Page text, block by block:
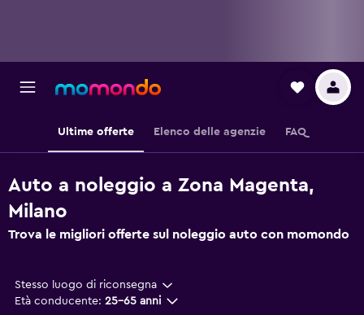
Ultime offerte Elenco delle agenzie FAQ
Auto a noleggio a Zona Magenta,
Milano
Trova le migliori offerte sul noleggio auto con momondo
Stesso luogo di riconsegna
Età conducente: 25-65 anni